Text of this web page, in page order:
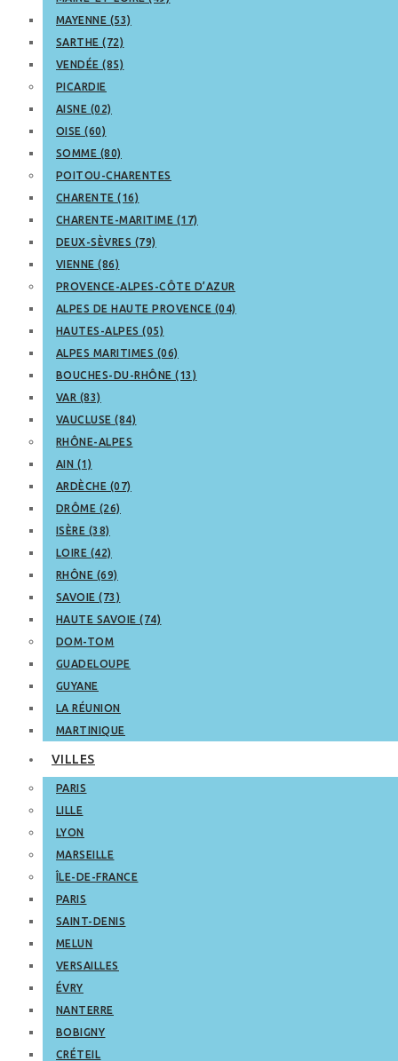
MAYENNE (53)
SARTHE (72)
VENDÉE (85)
PICARDIE
AISNE (02)
OISE (60)
SOMME (80)
POITOU-CHARENTES
CHARENTE (16)
CHARENTE-MARITIME (17)
DEUX-SÈVRES (79)
VIENNE (86)
PROVENCE-ALPES-CÔTE D’AZUR
ALPES DE HAUTE PROVENCE (04)
HAUTES-ALPES (05)
ALPES MARITIMES (06)
BOUCHES-DU-RHÔNE (13)
VAR (83)
VAUCLUSE (84)
RHÔNE-ALPES
AIN (1)
ARDÈCHE (07)
DRÔME (26)
ISÈRE (38)
LOIRE (42)
RHÔNE (69)
SAVOIE (73)
HAUTE SAVOIE (74)
DOM-TOM
GUADELOUPE
GUYANE
LA RÉUNION
MARTINIQUE
VILLES
PARIS
LILLE
LYON
MARSEILLE
ÎLE-DE-FRANCE
PARIS
SAINT-DENIS
MELUN
VERSAILLES
ÉVRY
NANTERRE
BOBIGNY
CRÉTEIL